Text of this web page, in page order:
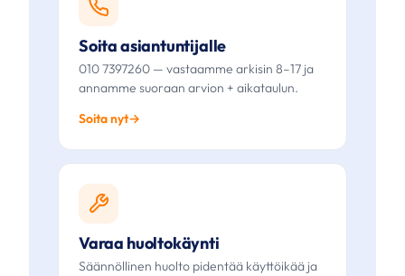
Soita asiantuntijalle
010 7397260 — vastaamme arkisin 8–17 ja
annamme suoraan arvion + aikataulun.
Soita nyt
Varaa huoltokäynti
Säännöllinen huolto pidentää käyttöikää ja